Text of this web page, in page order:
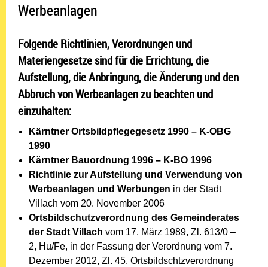
Werbeanlagen
Folgende Richtlinien, Verordnungen und
Materiengesetze sind für die Errichtung, die
Aufstellung, die Anbringung, die Änderung und den
Abbruch von Werbeanlagen zu beachten und
einzuhalten:
Kärntner Ortsbildpflegegesetz 1990 – K-OBG
1990
Kärntner Bauordnung 1996 – K-BO 1996
Richtlinie zur Aufstellung und Verwendung von
Werbeanlagen und Werbungen in der Stadt
Villach vom 20. November 2006
Ortsbildschutzverordnung des Gemeinderates
der Stadt Villach vom 17. März 1989, Zl. 613/0 –
2, Hu/Fe, in der Fassung der Verordnung vom 7.
Dezember 2012, Zl. 45. Ortsbildschtzverordnung